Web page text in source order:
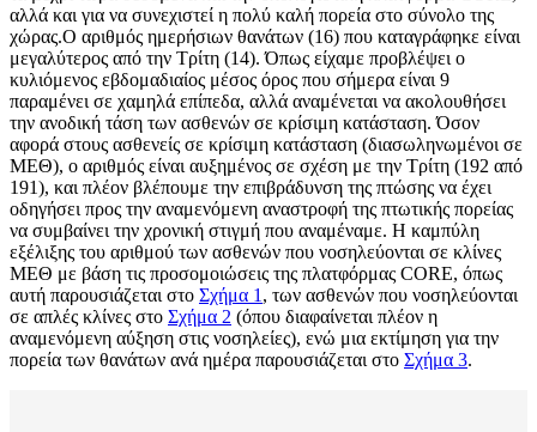
αλλά και για να συνεχιστεί η πολύ καλή πορεία στο σύνολο της
χώρας.Ο αριθμός ημερήσιων θανάτων (16) που καταγράφηκε είναι
μεγαλύτερος από την Τρίτη (14). Όπως είχαμε προβλέψει ο
κυλιόμενος εβδομαδιαίος μέσος όρος που σήμερα είναι 9
παραμένει σε χαμηλά επίπεδα, αλλά αναμένεται να ακολουθήσει
την ανοδική τάση των ασθενών σε κρίσιμη κατάσταση. Όσον
αφορά στους ασθενείς σε κρίσιμη κατάσταση (διασωληνωμένοι σε
ΜΕΘ), ο αριθμός είναι αυξημένος σε σχέση με την Τρίτη (192 από
191), και πλέον βλέπουμε την επιβράδυνση της πτώσης να έχει
οδηγήσει προς την αναμενόμενη αναστροφή της πτωτικής πορείας
να συμβαίνει την χρονική στιγμή που αναμέναμε. Η καμπύλη
εξέλιξης του αριθμού των ασθενών που νοσηλεύονται σε κλίνες
ΜΕΘ με βάση τις προσομοιώσεις της πλατφόρμας CORE, όπως
αυτή παρουσιάζεται στο Σχήμα 1 , των ασθενών που νοσηλεύονται
σε απλές κλίνες στο Σχήμα 2 (όπου διαφαίνεται πλέον η
αναμενόμενη αύξηση στις νοσηλείες), ενώ μια εκτίμηση για την
πορεία των θανάτων ανά ημέρα παρουσιάζεται στο Σχήμα 3.